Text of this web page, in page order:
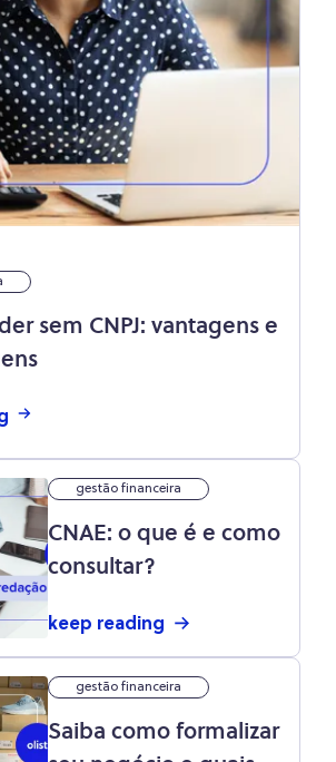
sem CNPJ: vantagens e
gestão financeira
CNAE: o que é e como
consultar?
keep reading
gestão financeira
Saiba como formalizar